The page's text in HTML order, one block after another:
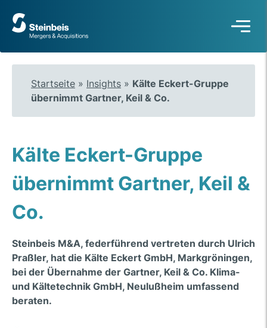
Zur
Startseite
Startseite » Insights » Kälte Eckert-Gruppe
übernimmt Gartner, Keil & Co.
Kälte Eckert-Gruppe
übernimmt Gartner, Keil &
Co.
Steinbeis M&A, federführend vertreten durch Ulrich
Praßler, hat die Kälte Eckert GmbH, Markgröningen,
bei der Übernahme der Gartner, Keil & Co. Klima-
und Kältetechnik GmbH, Neulußheim umfassend
beraten.